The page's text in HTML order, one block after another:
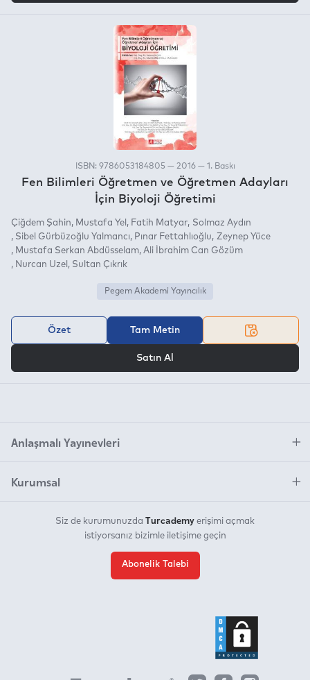
ISBN: 9786053184805 — 2016 — 1. Baskı
Fen Bilimleri Öğretmen ve Öğretmen Adayları
İçin Biyoloji Öğretimi
Çiğdem Şahin Mustafa Yel Fatih Matyar
Solmaz Aydın
Sibel Gürbüzoğlu Yalmancı
Pınar Fettahlıoğlu
Zeynep Yüce
Mustafa Serkan Abdüsselam Ali İbrahim Can Gözüm
Nurcan Uzel
Sultan Çıkrık
Pegem Akademi Yayıncılık
Özet Tam Metin
Satın Al
Anlaşmalı Yayınevleri
Kurumsal
Siz de kurumunuzda Turcademy erişimi açmak
istiyorsanız bizimle iletişime geçin
Abonelik Talebi